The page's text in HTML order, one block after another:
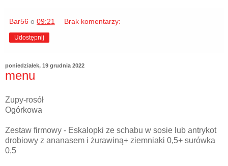
Bar56 o 09:21 Brak komentarzy:
Udostępnij
poniedziałek, 19 grudnia 2022
menu
Zupy-rosół
Ogórkowa
Zestaw firmowy - Eskalopki ze schabu w sosie lub antrykot
drobiowy z ananasem i żurawiną+ ziemniaki 0,5+ surówka
0,5